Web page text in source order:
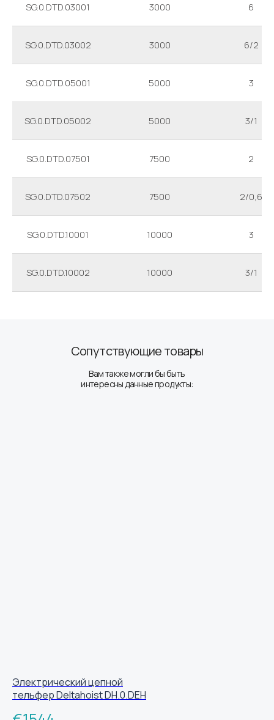
SG.0.DTD.03001 3000 6
SG.0.DTD.03002 3000 6/2
SG.0.DTD.05001 5000 3
SG.0.DTD.05002 5000 3/1
SG.0.DTD.07501 7500 2
SG.0.DTD.07502 7500 2/0,6
SG.0.DTD.10001 10000 3
SG.0.DTD.10002 10000 3/1
Вам также могли бы быть
интересны данные продукты:
Сопутствующие товары
Электрический цепной
тельфер Deltahoist DH.0.DEH